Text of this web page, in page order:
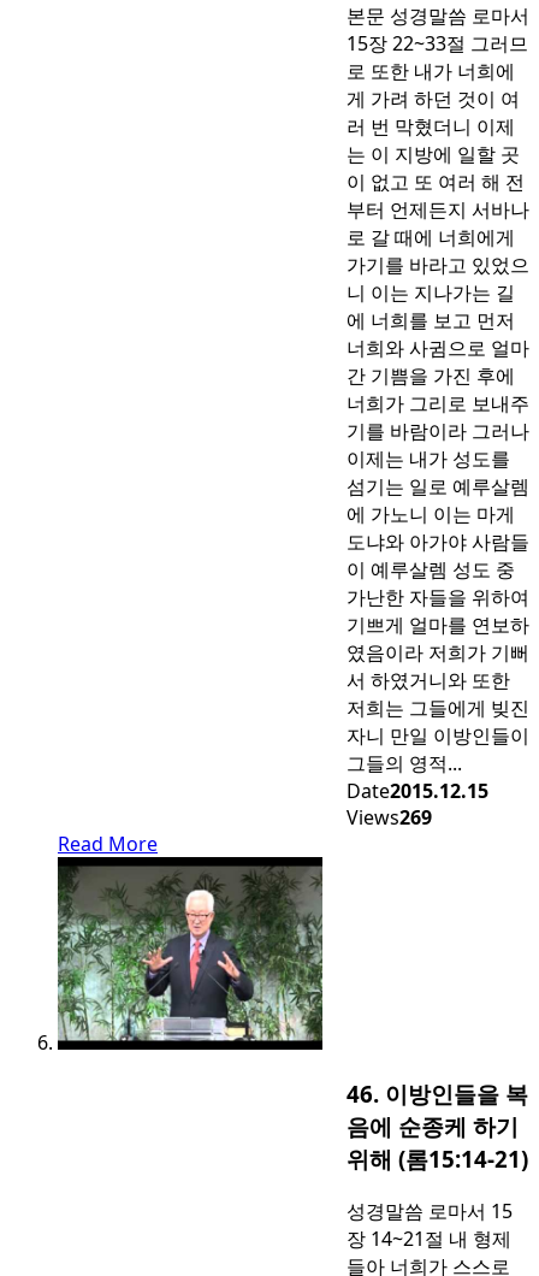
본문 성경말씀 로마서
15장 22~33절 그러므
로 또한 내가 너희에
게 가려 하던 것이 여
러 번 막혔더니 이제
는 이 지방에 일할 곳
이 없고 또 여러 해 전
부터 언제든지 서바나
로 갈 때에 너희에게
가기를 바라고 있었으
니 이는 지나가는 길
에 너희를 보고 먼저
너희와 사귐으로 얼마
간 기쁨을 가진 후에
너희가 그리로 보내주
기를 바람이라 그러나
이제는 내가 성도를
섬기는 일로 예루살렘
에 가노니 이는 마게
도냐와 아가야 사람들
이 예루살렘 성도 중
가난한 자들을 위하여
기쁘게 얼마를 연보하
였음이라 저희가 기뻐
서 하였거니와 또한
저희는 그들에게 빚진
자니 만일 이방인들이
그들의 영적...
Date2015.12.15
Views269
Read More
46. 이방인들을 복
음에 순종케 하기
위해 (롬15:14-21)
성경말씀 로마서 15
장 14~21절 내 형제
들아 너희가 스스로